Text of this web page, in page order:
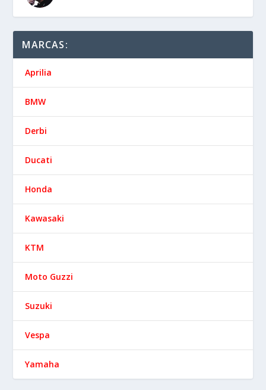
MARCAS:
Aprilia
BMW
Derbi
Ducati
Honda
Kawasaki
KTM
Moto Guzzi
Suzuki
Vespa
Yamaha